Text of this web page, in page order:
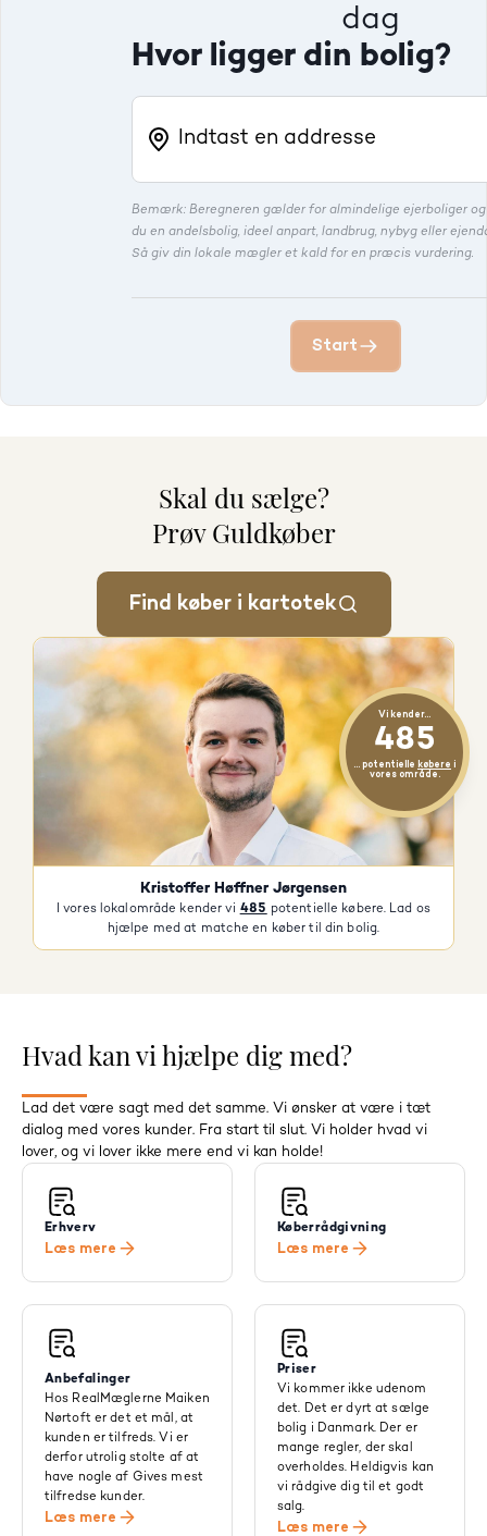
dag
Hvor ligger din bolig?
Bemærk: Beregneren gælder for almindelige ejerboliger og
du en andelsbolig, ideel anpart, landbrug, nybyg eller
Så giv din lokale mægler et kald for en præcis vurdering.
Start
Skal du sælge?
Prøv Guldkøber
Find køber i kartotek
Vi kender...
485
... potentielle købere i
vores område.
Kristoffer Høffner Jørgensen
I vores lokalområde kender vi 485 potentielle købere. Lad os
hjælpe med at matche en køber til din bolig.
Hvad kan vi hjælpe dig med?
Lad det være sagt med det samme. Vi ønsker at være i tæt
dialog med vores kunder. Fra start til slut. Vi holder hvad vi
lover, og vi lover ikke mere end vi kan holde!
Erhverv
Læs mere
Køberrådgivning
Læs mere
Anbefalinger
Hos RealMæglerne Maiken
Nørtoft er det et mål, at
kunden er tilfreds. Vi er
derfor utrolig stolte af at
have nogle af Gives mest
tilfredse kunder.
Læs mere
Priser
Vi kommer ikke udenom
det. Det er dyrt at sælge
bolig i Danmark. Der er
mange regler, der skal
overholdes. Heldigvis kan
vi rådgive dig til et godt
salg.
Læs mere